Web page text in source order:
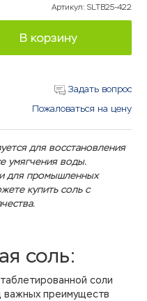
Артикул: SLTB25-422
В корзину
Задать вопрос
Пожаловаться на цену
для восстановления
умягчения воды.
для промышленных
купить соль с
соль:
соли
преимуществ